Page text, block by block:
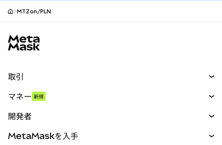
MTZon/PLN
取引
パーペチュアル
RWA
マネー 新規
開発者
MetaMaskを入手